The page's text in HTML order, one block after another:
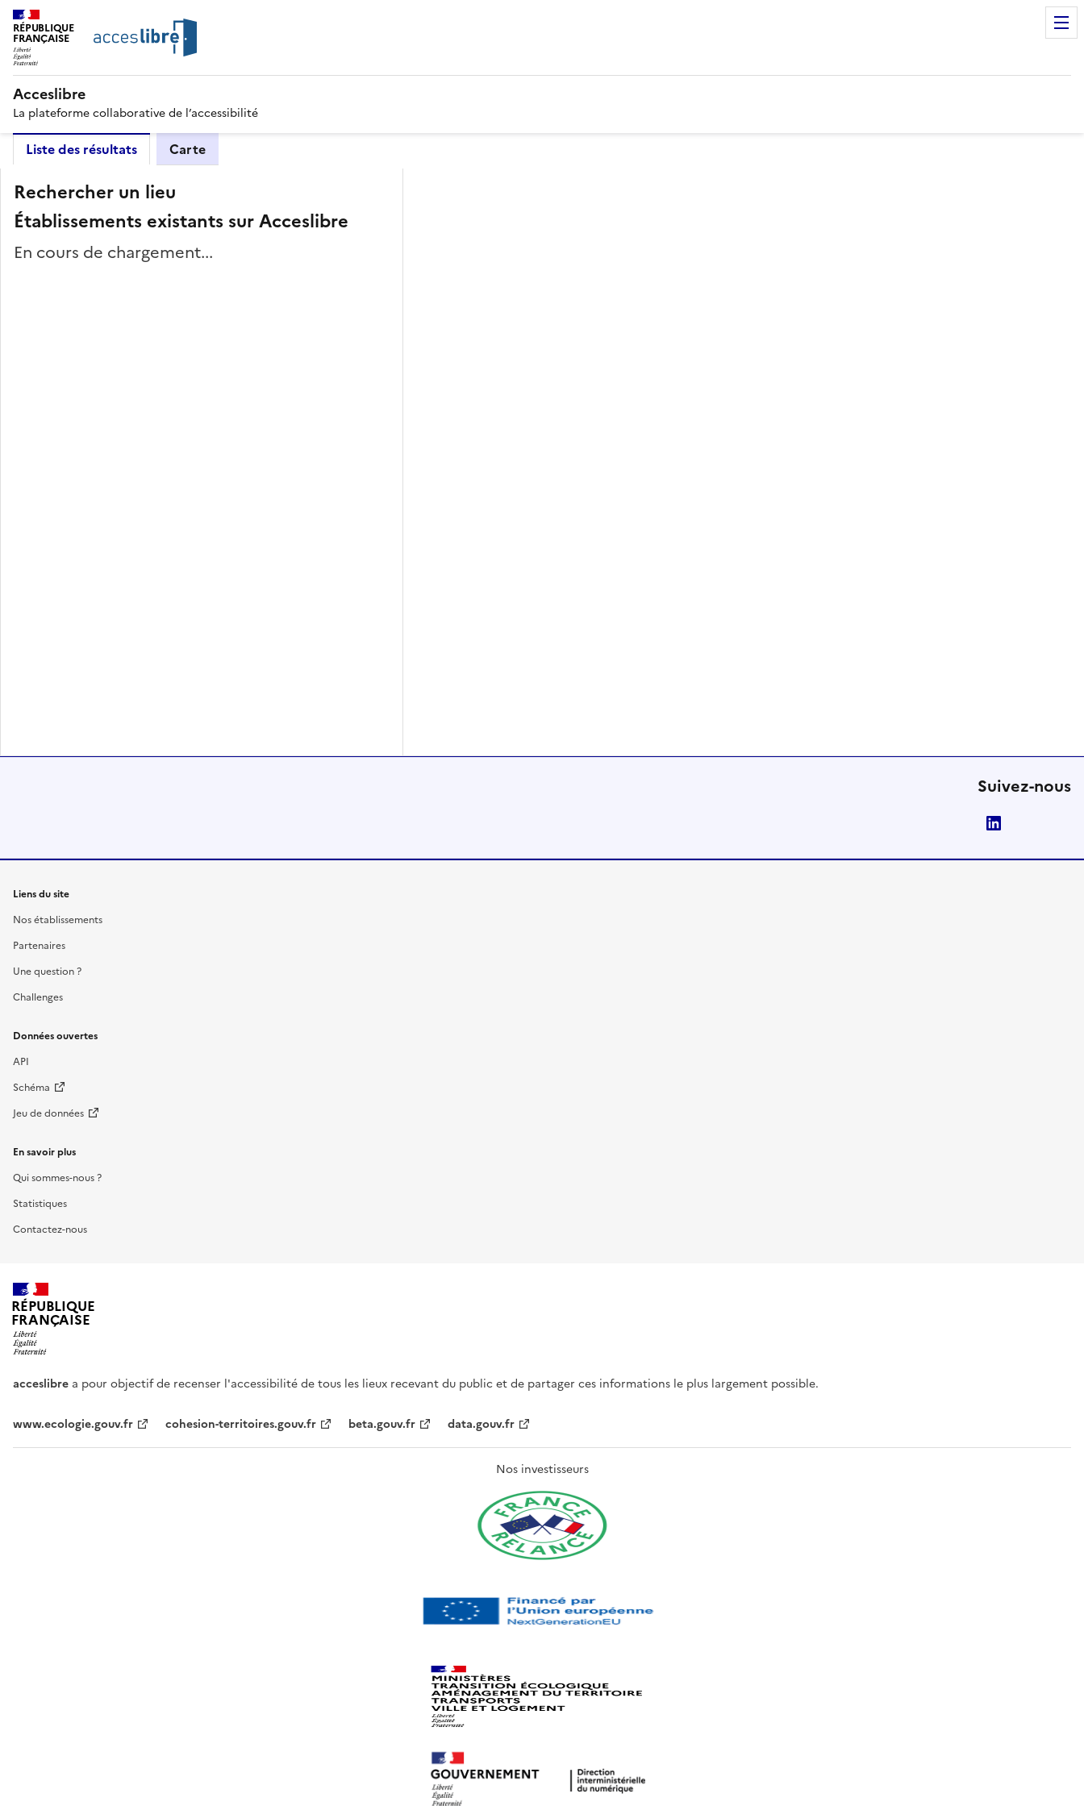
RÉPUBLIQUE
FRANÇAISE
Acceslibre
La plateforme collaborative de l’accessibilité
Liste des résultats Carte
Rechercher un lieu
Établissements existants sur Acceslibre
En cours de chargement...
Suivez-nous
Liens du site
Nos établissements
Partenaires
Une question ?
Challenges
Données ouvertes
API
Schéma
Jeu de données
En savoir plus
Qui sommes-nous ?
Statistiques
Contactez-nous
RÉPUBLIQUE
FRANÇAISE
acceslibre a pour objectif de recenser l'accessibilité de tous les lieux recevant du public et de partager ces informations le plus largement possible.
www.ecologie.gouv.fr cohesion-territoires.gouv.fr beta.gouv.fr data.gouv.fr
Nos investisseurs